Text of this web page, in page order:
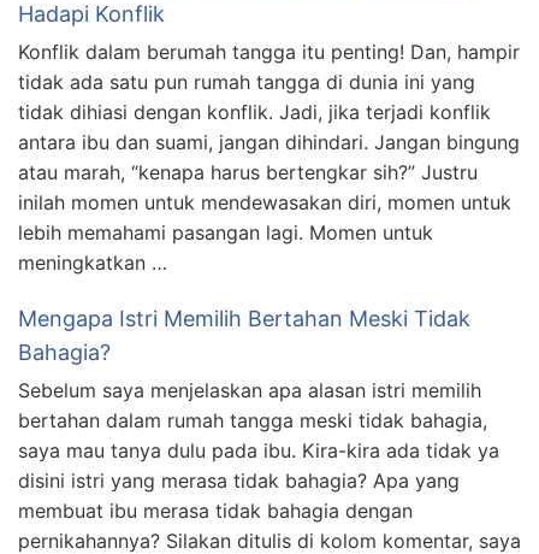
Hadapi Konflik
Konflik dalam berumah tangga itu penting! Dan, hampir
tidak ada satu pun rumah tangga di dunia ini yang
tidak dihiasi dengan konflik. Jadi, jika terjadi konflik
antara ibu dan suami, jangan dihindari. Jangan bingung
atau marah, “kenapa harus bertengkar sih?” Justru
inilah momen untuk mendewasakan diri, momen untuk
lebih memahami pasangan lagi. Momen untuk
meningkatkan …
Mengapa Istri Memilih Bertahan Meski Tidak
Bahagia?
Sebelum saya menjelaskan apa alasan istri memilih
bertahan dalam rumah tangga meski tidak bahagia,
saya mau tanya dulu pada ibu. Kira-kira ada tidak ya
disini istri yang merasa tidak bahagia? Apa yang
membuat ibu merasa tidak bahagia dengan
pernikahannya? Silakan ditulis di kolom komentar, saya